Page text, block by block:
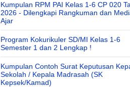
Kumpulan RPM PAI Kelas 1-6 CP 020
2026 - Dilengkapi Rangkuman dan
Ajar
Program Kokurikuler SD/MI Kelas 1-6
Semester 1 dan 2 Lengkap !
Kumpulan Contoh Surat Keputusan
Sekolah / Kepala Madrasah (SK
Kepsek/Kamad)